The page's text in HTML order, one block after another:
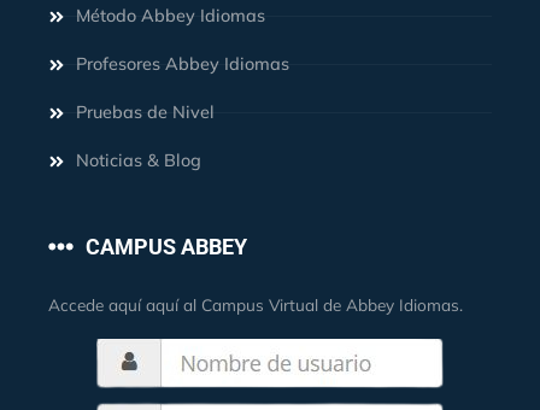
Método Abbey Idiomas
Profesores Abbey Idiomas
Pruebas de Nivel
Noticias & Blog
CAMPUS ABBEY
Accede aquí aquí al Campus Virtual de Abbey Idiomas.